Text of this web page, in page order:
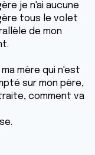
je n'ai aucune
tous le volet
de mon
mère qui n'est
sur mon père,
comment va